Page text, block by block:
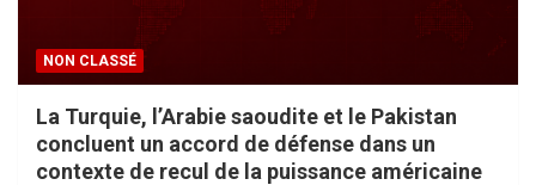
NON CLASSÉ
La Turquie, l’Arabie saoudite et le Pakistan
concluent un accord de défense dans un
contexte de recul de la puissance américaine